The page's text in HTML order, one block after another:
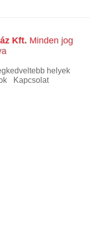
Kft. Minden jog
helyek
Kapcsolat